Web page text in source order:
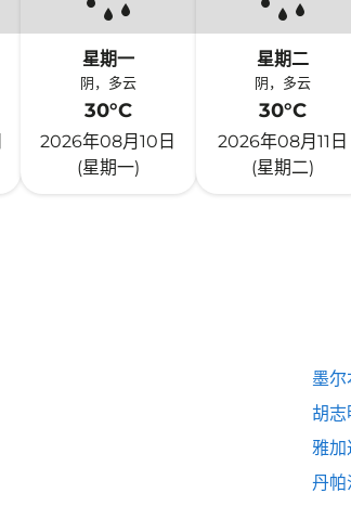
星期一
阴，多云
30°C
2026年08月10日
(星期一)
星期二
阴，多云
30°C
2026年08月11日
(星期二)
墨尔
胡志
雅加
丹帕